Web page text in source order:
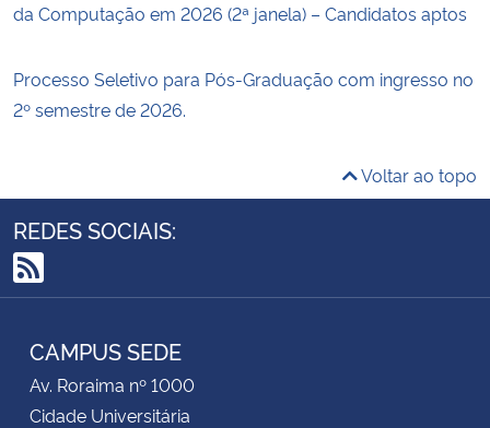
da Computação em 2026 (2ª janela) – Candidatos aptos
Processo Seletivo para Pós-Graduação com ingresso no
2º semestre de 2026.
Voltar ao topo
REDES SOCIAIS:
RSS
CAMPUS SEDE
Av. Roraima nº 1000
Cidade Universitária